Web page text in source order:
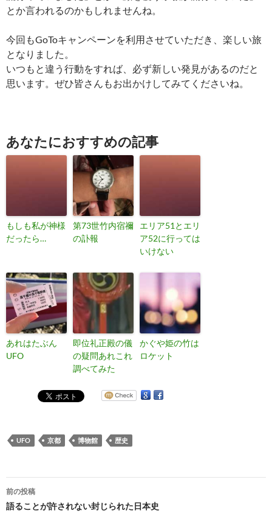
とか言われるのかもしれませんね。
今回もGoToキャンペーンを利用させていただき、楽しい旅
となりました。
いつもと違う行動をすれば、必ず新しい発見があるのだと
思います。ぜひ皆さんもお出かけしてみてくださいね。
あなたにおすすめの記事
もしも私が神様
だったら…
第73世竹内宿禰
の訃報
エリア51とエリ
ア52に行っては
いけない
あれはたぶん
UFO
即位礼正殿の儀
の疑問あれこれ
調べてみた
かぐや姫の竹は
ロケット
UFO 京都 博物館 歴史
投
稿
前の投稿
語ることが許されない封じられた日本史